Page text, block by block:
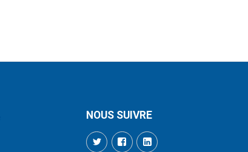
NOUS SUIVRE
TwitterFacebookLinkedIn